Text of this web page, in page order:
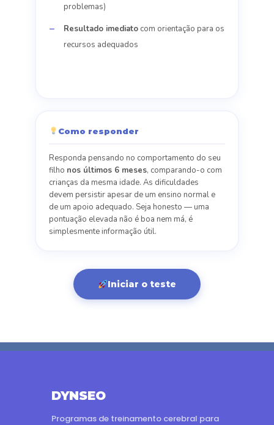
problemas)
Resultado imediato com orientação para os
recursos adequados
Como responder
Responda pensando no comportamento do seu
filho nos últimos 6 meses, comparando-o com
crianças da mesma idade. As dificuldades
devem persistir apesar de um ensino normal e
de um apoio adequado. Seja honesto — uma
pontuação elevada não é boa nem má, é
simplesmente informação útil.
Iniciar o teste
DYNSEO
Programas de treinamento cerebral para